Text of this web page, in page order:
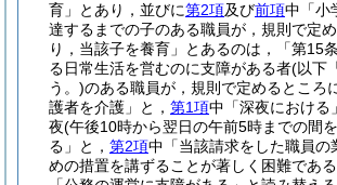
育」とあり，並びに第2項及び前項中「小
達するまでの子のある職員が，規則で定
り，当該子を養育」とあるのは，「第15
る日常生活を営むのに支障がある者(以下
う。)のある職員が，規則で定めるところ
護者を介護」と， 第1項中「深夜における
夜(午後10時から翌日の午前5時までの間
る」と， 第2項中「当該請求をした職員の
めの措置を講ずることが著しく困難であ